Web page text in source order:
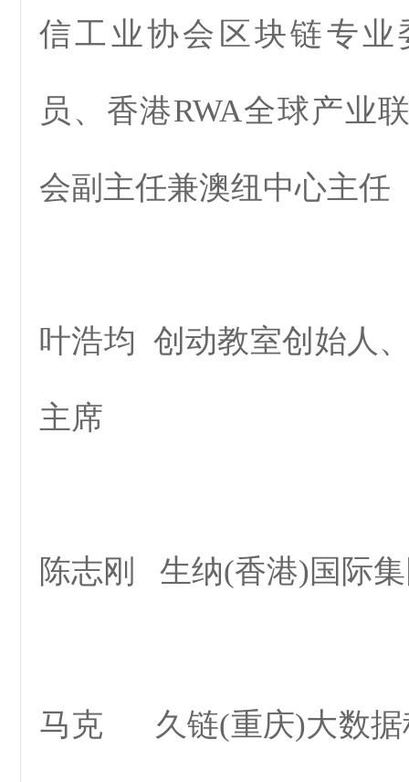
信工业协会区块链专业
员、香港RWA全球产业
会副主任兼澳纽中心主任
叶浩均 创动教室创始人
主席
陈志刚 生纳(香港)国际
马克 久链(重庆)大数据